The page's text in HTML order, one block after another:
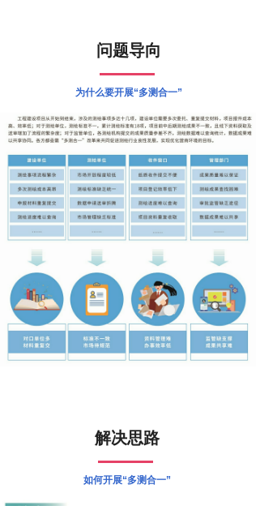
问题导向
为什么要开展“多测合一”
解决思路
如何开展“多测合一”